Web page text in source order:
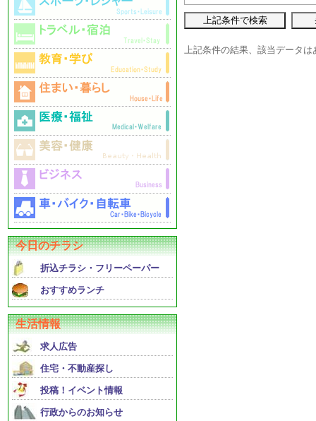
今日のチラシ
折込チラシ・フリーペーパー
おすすめランチ
生活情報
求人広告
住宅・不動産探し
投稿！イベント情報
行政からのお知らせ
上記条件の結果、該当データは